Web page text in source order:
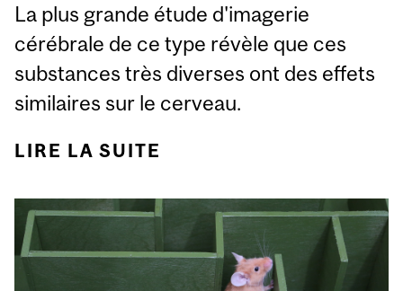
La plus grande étude d'imagerie
cérébrale de ce type révèle que ces
substances très diverses ont des effets
similaires sur le cerveau.
LIRE LA SUITE
PSYCHÉDÉLIQUES SUR
LE CERVEAU